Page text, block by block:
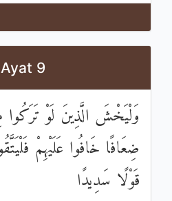
9
وَلْيَخْشَ الَّذِينَ لَوْ
ضِعَافًا خَافُوا عَلَيْهِمْ
قَوْلًا سَدِيدًا